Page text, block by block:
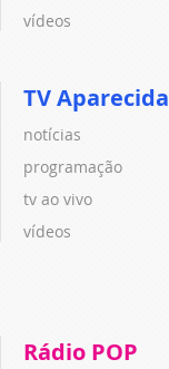
vídeos
TV Aparecida
notícias
programação
tv ao vivo
vídeos
Rádio POP